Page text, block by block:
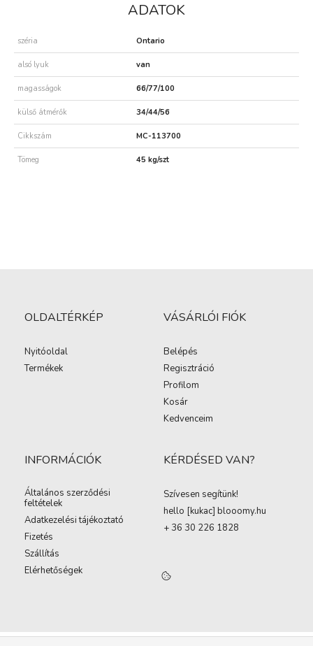
ADATOK
széria Ontario
alsó lyuk van
magasságok 66/77/100
külső átmérők 34/44/56
Cikkszám MC-113700
Tömeg 45 kg/szt
OLDALTÉRKÉP
Nyitóoldal
Termékek
VÁSÁRLÓI FIÓK
Belépés
Regisztráció
Profilom
Kosár
Kedvenceim
INFORMÁCIÓK
Általános szerződési
feltételek
Adatkezelési tájékoztató
Fizetés
Szállítás
Elérhetőségek
KÉRDÉSED VAN?
Szívesen segítünk!
hello [kukac] blooomy.hu
+ 36 30 226 1828